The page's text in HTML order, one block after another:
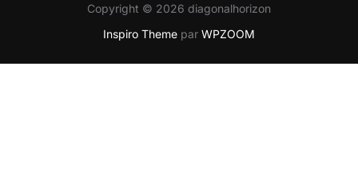
Copyright © 2026 diagonalhorizon
Inspiro Theme par WPZOOM